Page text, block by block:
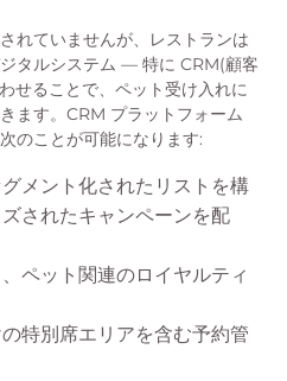
れていませんが、レストランは
タルシステム — 特に CRM(顧客
せることで、ペット受け入れに
ます。CRM プラットフォーム
のことが可能になります:
メント化されたリストを構
されたキャンペーンを配
ペット関連のロイヤルティ
特別席エリアを含む予約管